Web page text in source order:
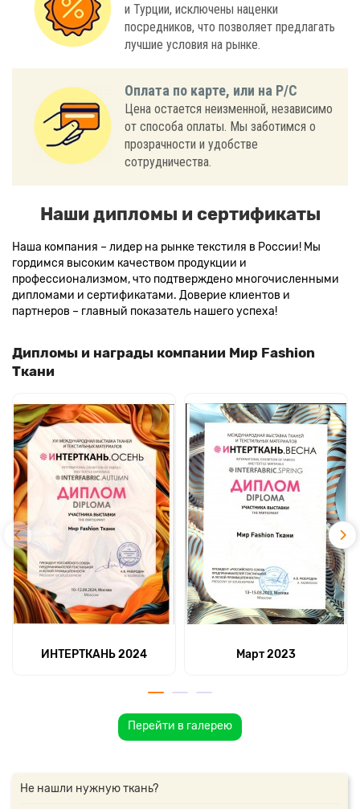
и Турции, исключены наценки
посредников, что позволяет предлагать
лучшие условия на рынке.
Оплата по карте, или на Р/С
Цена остается неизменной, независимо
от способа оплаты. Мы заботимся о
прозрачности и удобстве
сотрудничества.
Наши дипломы и сертификаты
Наша компания – лидер на рынке текстиля в России! Мы
гордимся высоким качеством продукции и
профессионализмом, что подтверждено многочисленными
дипломами и сертификатами. Доверие клиентов и
партнеров – главный показатель нашего успеха!
Дипломы и награды компании Мир Fashion
Ткани
ИНТЕРТКАНЬ 2024 Март 2023
Перейти в галерею
Не нашли нужную ткань?